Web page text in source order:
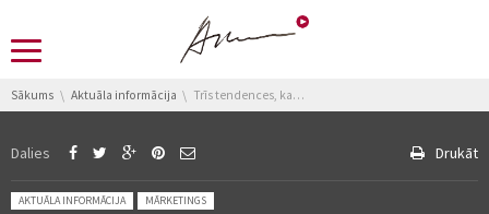
You are here:
Sākums Aktuāla informācija Trīs tendences, kas veido pandēmijas atkopšanas mārketinga stratēģiju
Dalies Drukāt
Posted in:
AKTUĀLA INFORMĀCIJA MĀRKETINGS